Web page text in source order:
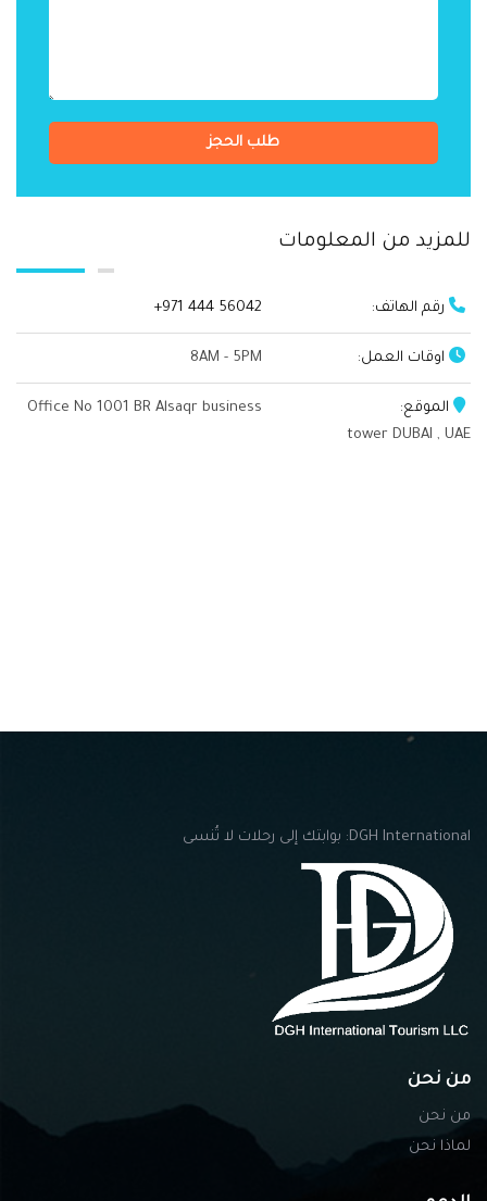
طلب الحجز
للمزيد من المعلومات
رقم الهاتف: +971 444 56042
اوقات العمل:
الموقع:
Office No 1001 BR Alsaqr business
tower DUBAI , UAE
DGH International: بوابتك إلى رحلات لا تُنسى
من نحن
من نحن
لماذا نحن